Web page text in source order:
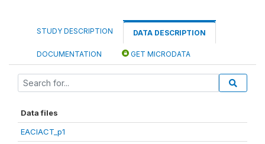
STUDY DESCRIPTION DATA DESCRIPTION
DOCUMENTATION GET MICRODATA
Data files
EACIACT_p1